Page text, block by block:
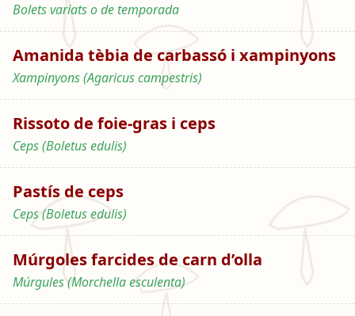
Bolets variats o de temporada
Amanida tèbia de carbassó i xampinyons
Xampinyons (Agaricus campestris)
Rissoto de foie-gras i ceps
Ceps (Boletus edulis)
Pastís de ceps
Ceps (Boletus edulis)
Múrgoles farcides de carn d’olla
Múrgules (Morchella esculenta)